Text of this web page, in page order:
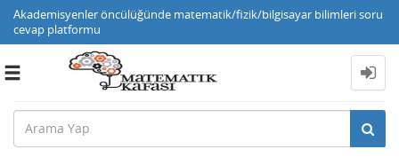
Akademisyenler öncülüğünde matematik/fizik/bilgisayar bilimleri soru
cevap platformu
Toggle